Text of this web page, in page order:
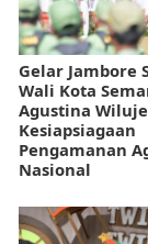
Gelar Jambore
Wali Kota
Agustina
Kesiapsiagaan
Pengamanan
Nasional